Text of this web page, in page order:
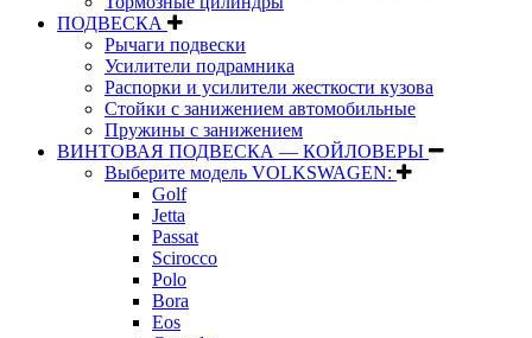
ПОДВЕСКА
Рычаги подвески
Усилители подрамника
Распорки и усилители жесткости кузова
Стойки с занижением автомобильные
Пружины с занижением
ВИНТОВАЯ ПОДВЕСКА — КОЙЛОВЕРЫ
Выберите модель VOLKSWAGEN:
Golf
Jetta
Passat
Scirocco
Polo
Bora
Eos